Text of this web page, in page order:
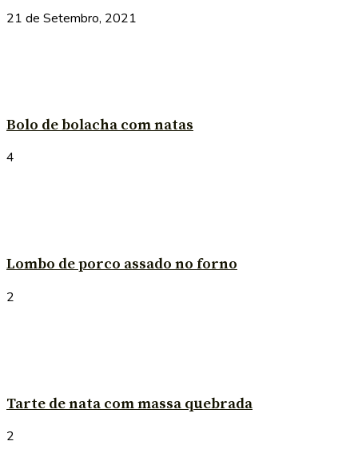
21 de Setembro, 2021
Bolo de bolacha com natas
4
Lombo de porco assado no forno
2
Tarte de nata com massa quebrada
2